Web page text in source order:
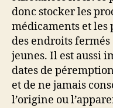
donc stocker les
médicaments et les
des endroits fermés
jeunes. Il est aussi
dates de
et de ne jamais
l’origine ou